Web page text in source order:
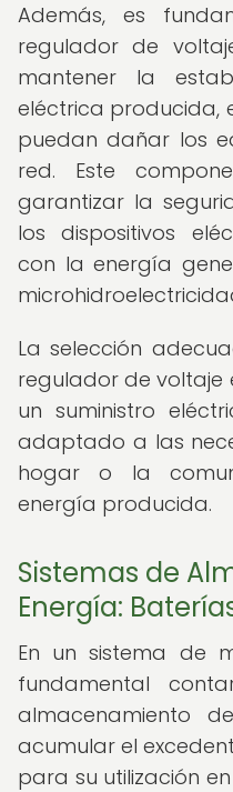
Además, es
regulador de
mantener la
eléctrica producida,
puedan dañar los
red. Este
garantizar la
los dispositivos
con la energía
La selección
regulador de voltaje
un suministro
adaptado a las
hogar o la
energía producida.
Sistemas de
Energía:
En un sistema de
fundamental
almacenamiento
acumular el
para su utilización